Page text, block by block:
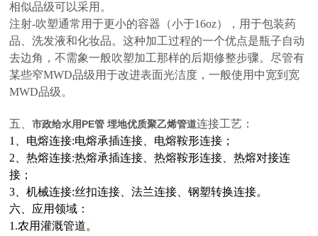
相似品级可以采用。
注射-吹塑通常用于更小的容器（小于16oz），用于包装药
品、洗发液和化妆品。这种加工过程的一个优点是瓶子自动
去边角，不需象一般吹塑加工那样的后期修整步骤。尽管有
某些窄MWD品级用于改进表面光洁度，一般使用中宽到宽
MWD品级。
五、市政给水用PE管 埋地优质聚乙烯管道连接工艺：
1、电熔连接:电熔承插连接、电熔鞍形连接 ；
2、热熔连接:热熔承插连接、热熔鞍形连接、热熔对接连
接 ；
3、机械连接:丝扣连接、法兰连接、钢塑转换连接。
六
应用领域：
1.农用灌溉管道。